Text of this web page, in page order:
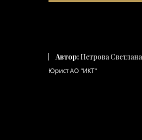
Автор: Петрова Светлана
Юрист АО "ИКТ"